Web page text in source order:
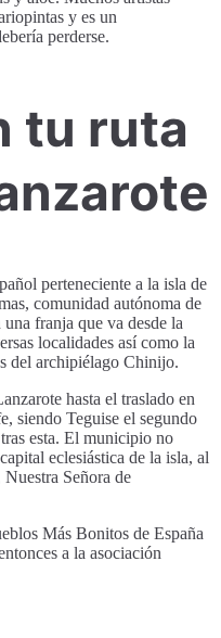
y es un
perderse.
tu ruta
perteneciente a la isla de
comunidad autónoma de
franja que va desde la
localidades así como la
del archipiélago Chinijo.
hasta el traslado en
siendo Teguise el segundo
esta. El municipio no
eclesiástica de la isla, al
Señora de
Más Bonitos de España
a la asociación